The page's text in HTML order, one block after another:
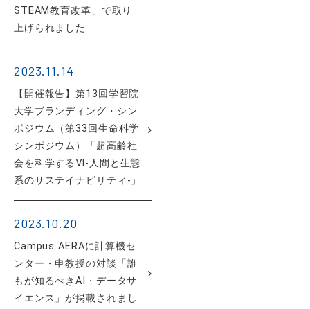
STEAM教育改革」で取り
上げられました
2023.11.14
【開催報告】第13回学習院
大学ブランディング・シン
ポジウム（第33回生命科学
シンポジウム）「超高齢社
会を科学するⅥ-人間と生態
系のサステイナビリティ-」
2023.10.20
Campus AERAに計算機セ
ンター・申教授の対談「誰
もが知るべきAI・データサ
イエンス」が掲載されまし